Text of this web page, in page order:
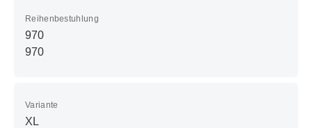
Reihenbestuhlung
970
970
Variante
XL